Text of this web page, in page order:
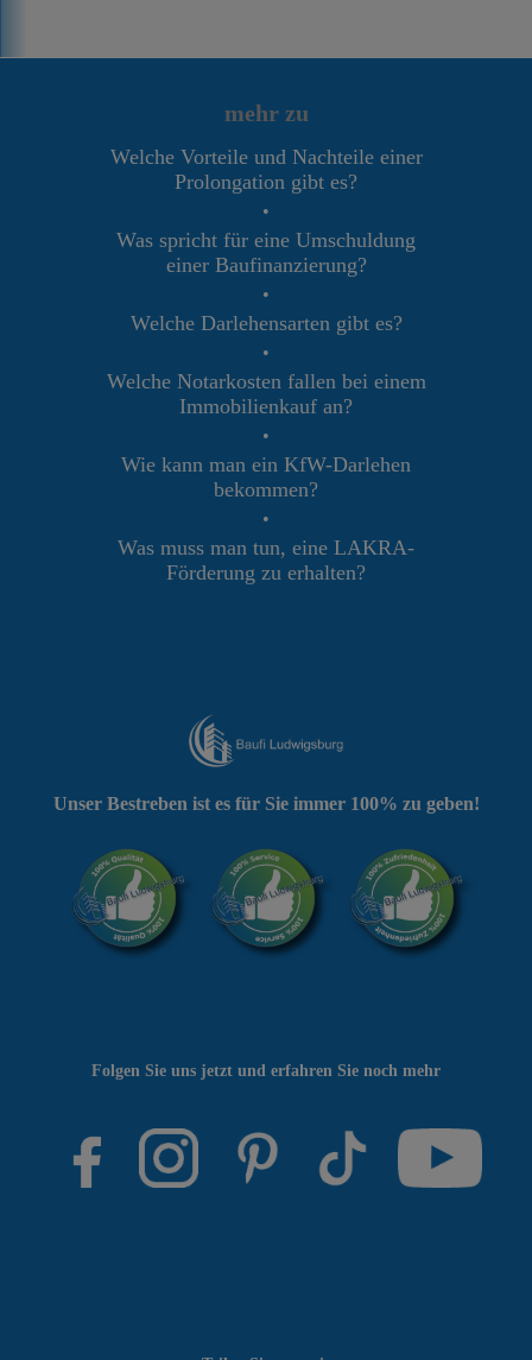
mehr zu
Welche Vorteile und Nachteile einer
Prolongation gibt es?
•
Was spricht für eine Umschuldung
einer Baufinanzierung?
•
Welche Darlehensarten gibt es?
•
Welche Notarkosten fallen bei einem
Immobilienkauf an?
•
Wie kann man ein KfW-Darlehen
bekommen?
•
Was muss man tun, eine LAKRA-
Förderung zu erhalten?
Folgen Sie uns jetzt und erfahren Sie noch mehr
Unser Bestreben ist es für Sie immer 100% zu geben!